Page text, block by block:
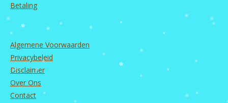
Betaling
Algemene Voorwaarden
Privacybeleid
Disclaimer
Over Ons
Contact